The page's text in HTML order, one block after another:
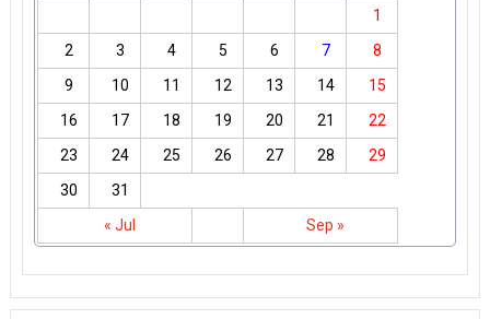
« Jul Sep »
1
2
3 4 5 6 7
8
9
10 11 12 13 14
15
16
17 18 19 20 21
22
23
24 25 26 27 28
29
30
31